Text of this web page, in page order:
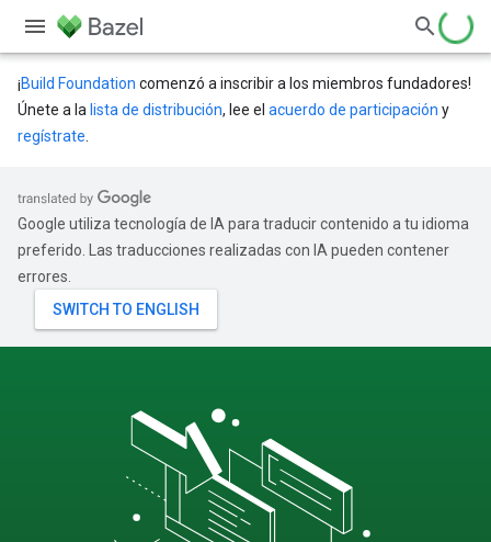
¡Build Foundation comenzó a inscribir a los miembros fundadores!
Únete a la lista de distribución, lee el acuerdo de participación y
regístrate
Google utiliza tecnología de IA para traducir contenido a tu idioma
preferido. Las traducciones realizadas con IA pueden contener
errores.